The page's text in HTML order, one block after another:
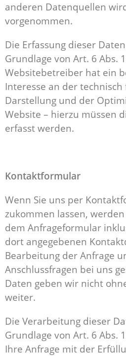
anderen Datenquellen
vorgenommen.
Die Erfassung dieser
Grundlage von Art. 6 Abs.
Websitebetreiber hat ein
Interesse an der
Darstellung und der
Website – hierzu müssen
erfasst werden.
Kontaktformular
Wenn Sie uns per
zukommen lassen,
dem Anfrageformular
dort angegebenen
Bearbeitung der Anfrage
Anschlussfragen bei uns
Daten geben wir nicht
weiter.
Die Verarbeitung dieser
Grundlage von Art. 6 Abs.
Ihre Anfrage mit der